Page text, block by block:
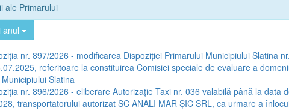
ale Primarului
anul
nr. 897/2026 - modificarea Dispoziţiei Primarului Municipiului Slatina nr.
referitoare la constituirea Comisiei speciale de evaluare a
Slatina
nr. 896/2026 - eliberare Autorizaţie Taxi nr. 036 valabilă până la data
transportatorului autorizat SC ANALI MAR ŞIC SRL, ca urmare a